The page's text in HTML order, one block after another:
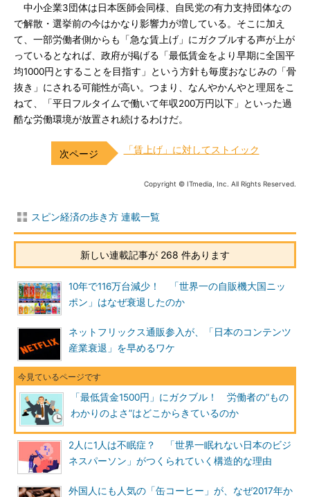
中小企業3団体は日本医師会同様、自民党の有力支持団体なの
で解散・選挙前の今はかなり影響力が増している。そこに加え
て、一部労働者側からも「急な賃上げ」にガクブルする声が上が
っているとなれば、政府が掲げる「最低賃金をより早期に全国平
均1000円とすることを目指す」という方針も毎度おなじみの「骨
抜き」にされる可能性が高い。つまり、なんやかんやと理屈をこ
ねて、「平日フルタイムで働いて年収200万円以下」といった過
酷な労働環境が放置され続けるわけだ。
「賃上げ」に対してストイック
Copyright © ITmedia, Inc. All Rights Reserved.
スピン経済の歩き方 連載一覧
新しい連載記事が 268 件あります
10年で116万台減少！ 「世界一の自販機大国ニッ
ポン」はなぜ衰退したのか
ネットフリックス通販参入が、「日本のコンテンツ
産業衰退」を早めるワケ
「最低賃金1500円」にガクブル！ 労働者の“もの
わかりのよさ”はどこからきているのか
2人に1人は不眠症？ 「世界一眠れない日本のビジ
ネスパーソン」がつくられていく構造的な理由
外国人にも人気の「缶コーヒー」が、なぜ2017年か